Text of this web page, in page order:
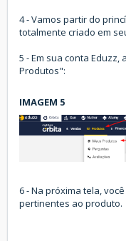
4 - Vamos partir do
totalmente criado em
5 - Em sua conta
Produtos":
IMAGEM 5
6 - Na próxima tela,
pertinentes ao produto.